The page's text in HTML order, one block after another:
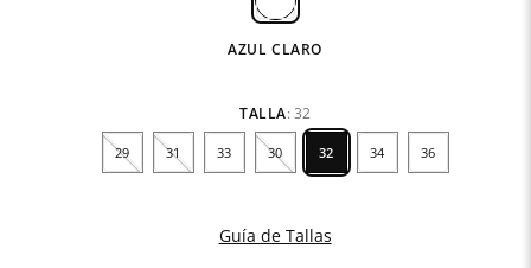
AZUL CLARO
TALLA: 32
29 30
31 32
33 34 36
Guía de Tallas